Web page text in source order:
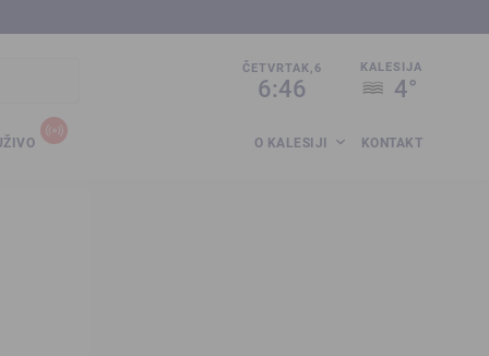
ČETVRTAK,6
6:46
KALESIJA
4°
O KALESIJI KONTAKT